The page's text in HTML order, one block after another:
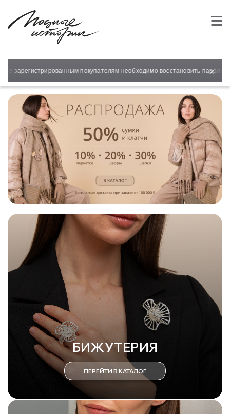
покупателям необходимо восстановить пароль для×
БИЖУТЕРИЯ
ПЕРЕЙТИ В КАТАЛОГ